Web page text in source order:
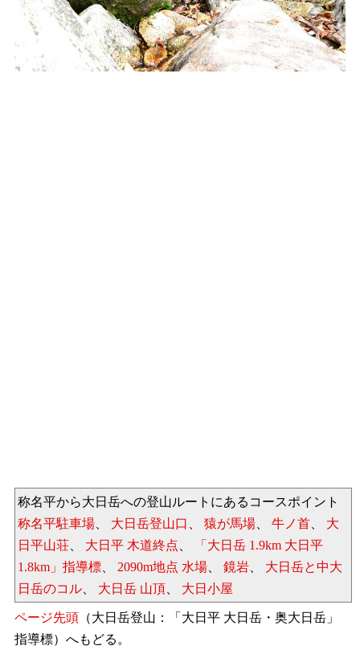
称名平から大日岳への登山ルートにあるコースポイント
称名平駐車場
大日岳登山口 猿が馬場 牛ノ首
大
日平山荘
大日平 木道終点
「大日岳 1.9km 大日平
1.8km」指導標
2090m地点 水場 鏡岩
大日岳と中大
日岳のコル
大日岳 山頂 大日小屋
ページ先頭 （大日岳登山：「大日平 大日岳・奥大日岳」
指導標）へもどる。